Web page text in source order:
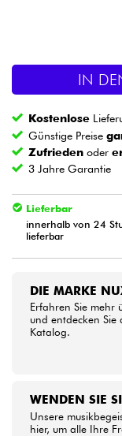
Licht
Kinder
HiFi
IN
Kostenlose
Günstige Preise
Zufrieden oder
3 Jahre Garantie
Lieferbar
innerhalb von 24
lieferbar
DIE MARKE
Erfahren Sie mehr
und entdecken Sie
Katalog.
WENDEN SIE
Unsere
hier, um alle Ihre